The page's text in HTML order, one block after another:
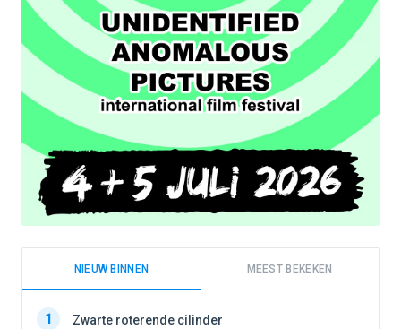
NIEUW BINNEN MEEST BEKEKEN
1
Zwarte roterende cilinder